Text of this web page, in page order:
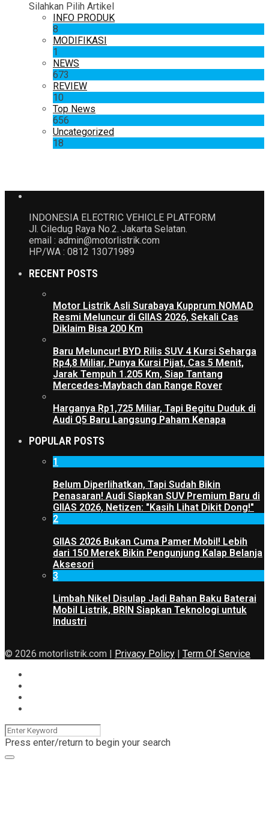
Silahkan Pilih Artikel
INFO PRODUK
8
MODIFIKASI
1
NEWS
673
REVIEW
10
Top News
656
Uncategorized
18
INDONESIA ELECTRIC VEHICLE PLATFORM
Jl. Ciledug Raya No.2. Jakarta Selatan.
email : admin@motorlistrik.com
HP/WA : 0812 13071989
RECENT POSTS
Motor Listrik Asli Surabaya Kupprum NOMAD
Resmi Meluncur di GIIAS 2026, Sekali Cas
Diklaim Bisa 200 Km
Baru Meluncur! BYD Rilis SUV 4 Kursi Seharga
Rp4,8 Miliar, Punya Kursi Pijat, Cas 5 Menit,
Jarak Tempuh 1.205 Km, Siap Tantang
Mercedes-Maybach dan Range Rover
Harganya Rp1,725 Miliar, Tapi Begitu Duduk di
Audi Q5 Baru Langsung Paham Kenapa
POPULAR POSTS
1
Belum Diperlihatkan, Tapi Sudah Bikin
Penasaran! Audi Siapkan SUV Premium Baru di
GIIAS 2026, Netizen: "Kasih Lihat Dikit Dong!"
2
GIIAS 2026 Bukan Cuma Pamer Mobil! Lebih
dari 150 Merek Bikin Pengunjung Kalap Belanja
Aksesori
3
Limbah Nikel Disulap Jadi Bahan Baku Baterai
Mobil Listrik, BRIN Siapkan Teknologi untuk
Industri
© 2026 motorlistrik.com | Privacy Policy Term Of Service
Press enter/return to begin your search